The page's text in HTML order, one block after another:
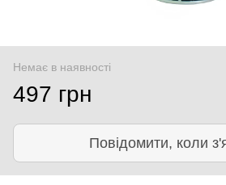
Немає в наявності
497 грн
Повідомити, коли